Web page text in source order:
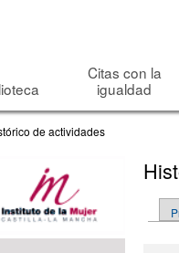
Citas con la
igualdad
de actividades